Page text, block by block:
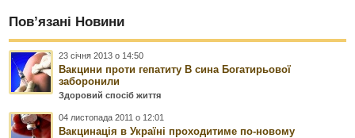
Пов’язані Новини
23 січня 2013 о 14:50
Вакцини проти гепатиту В сина Богатирьової
заборонили
Здоровий спосіб життя
04 листопада 2011 о 12:01
Вакцинація в Україні проходитиме по-новому